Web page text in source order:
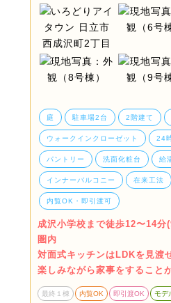
庭 駐車場2台 2階建て
ウォークインクローゼット 24
パントリー 洗面化粧台 給
インナーバルコニー 在来工法
内覧OK・即引渡可
成沢小学校まで徒歩12〜14
圏内
対面式キッチンはLDKを見渡
楽しみながら家事をすること
最終１棟 内覧OK 即引渡OK モデ